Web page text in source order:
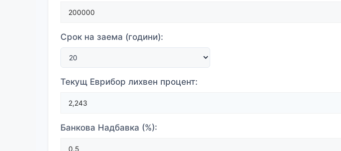
Срок на заема (години):
Текущ Еврибор лихвен процент:
Банкова Надбавка (%):